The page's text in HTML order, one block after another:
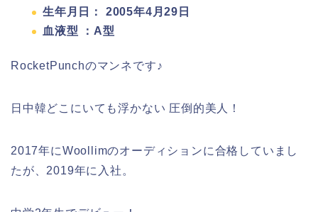
生年月日： 2005年4月29日
血液型 ：A型
RocketPunchのマンネです♪
日中韓どこにいても浮かない 圧倒的美人！
2017年にWoollimのオーディションに合格していまし
たが、2019年に入社。